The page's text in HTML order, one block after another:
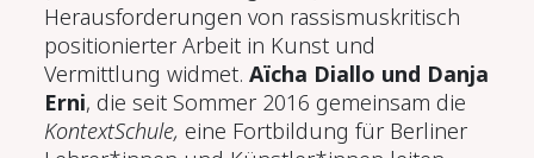
Herausforderungen von rassismuskritisch
positionierter Arbeit in Kunst und
Vermittlung widmet.Aïcha Diallo und Danja
Erni, die seit Sommer 2016 gemeinsam die
KontextSchule, eine Fortbildung für Berliner